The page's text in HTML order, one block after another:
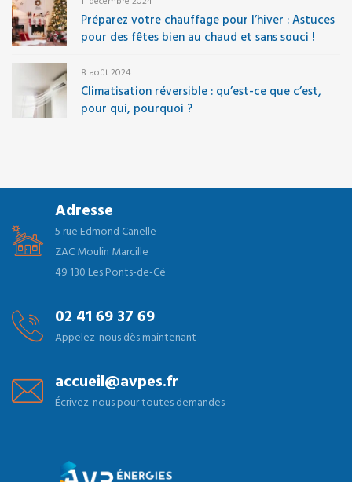
Préparez votre chauffage pour l’hiver : Astuces
pour des fêtes bien au chaud et sans souci !
8 août 2024
Climatisation réversible : qu’est-ce que c’est,
pour qui, pourquoi ?
Adresse
5 rue Edmond Canelle
ZAC Moulin Marcille
49 130 Les Ponts-de-Cé
02 41 69 37 69
Appelez-nous dès maintenant
accueil@avpes.fr
Écrivez-nous pour toutes demandes